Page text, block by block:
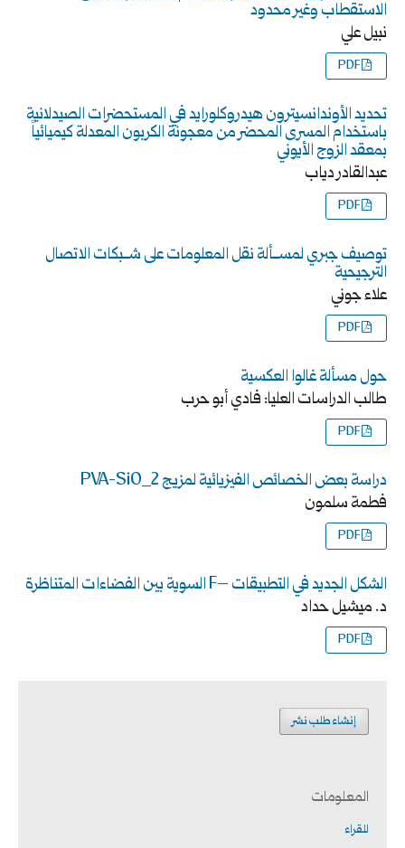
الاستقطاب وغير محدود
نبيل علي
PDF
تحديد الأوندانسيترون هيدروكلورايد في المستحضرات الصيدلانية
باستخدام المسرى المحضر من معجونة الكربون المعدلة كيميائياً
بمعقد الزوج الأيوني
عبدالقادر دياب
PDF
توصيف جبري لمســألة نقل المعلومات على شــبكات الاتصال
الترجيحية
علاء جوني
PDF
حول مسألة غالوا العكسية
طالب الدراسات العليا: فادي أبو حرب
PDF
دراسة بعض الخصائص الفيزيائية لمزيج PVA-SiO_2
فطمة سلمون
PDF
الشكل الجديد في التطبيقات –F السوية بين الفضاءات المتناظرة
د. ميشيل حداد
PDF
إنشاء طلب نشر
المعلومات
للقراء